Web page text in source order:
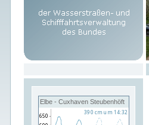
Elbe - Cuxhaven Steubenhöft